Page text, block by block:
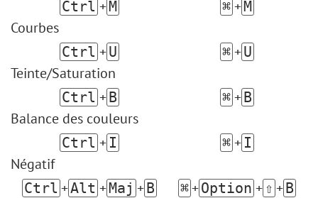
Ctrl +M ⌘ +M
Courbes
Ctrl +U ⌘ +U
Teinte/Saturation
Ctrl +B ⌘ +B
Balance des couleurs
Ctrl + I ⌘ + I
Négatif
Ctrl +Alt +Maj +B ⌘+Option + ⇧ +B